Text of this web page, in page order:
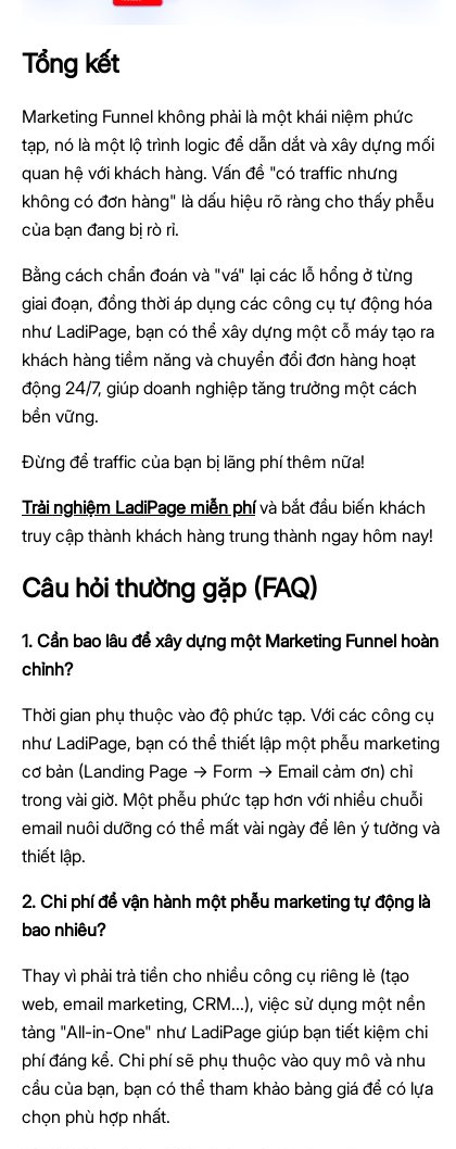
Tổng kết
Marketing Funnel không phải là một khái niệm phức
tạp, nó là một lộ trình logic để dẫn dắt và xây dựng mối
quan hệ với khách hàng. Vấn đề "có traffic nhưng
không có đơn hàng" là dấu hiệu rõ ràng cho thấy phễu
của bạn đang bị rò rỉ.
Bằng cách chẩn đoán và "vá" lại các lỗ hổng ở từng
giai đoạn, đồng thời áp dụng các công cụ tự động hóa
như LadiPage, bạn có thể xây dựng một cỗ máy tạo ra
khách hàng tiềm năng và chuyển đổi đơn hàng hoạt
động 24/7, giúp doanh nghiệp tăng trưởng một cách
bền vững.
Đừng để traffic của bạn bị lãng phí thêm nữa!
Trải nghiệm LadiPage miễn phívà bắt đầu biến khách
truy cập thành khách hàng trung thành ngay hôm nay!
Câu hỏi thường gặp (FAQ)
1. Cần bao lâu để xây dựng một Marketing Funnel hoàn
chỉnh?
Thời gian phụ thuộc vào độ phức tạp. Với các công cụ
như LadiPage, bạn có thể thiết lập một phễu marketing
cơ bản (Landing Page -> Form -> Email cảm ơn) chỉ
trong vài giờ. Một phễu phức tạp hơn với nhiều chuỗi
email nuôi dưỡng có thể mất vài ngày để lên ý tưởng và
thiết lập.
2. Chi phí để vận hành một phễu marketing tự động là
bao nhiêu?
Thay vì phải trả tiền cho nhiều công cụ riêng lẻ (tạo
web, email marketing, CRM...), việc sử dụng một nền
tảng "All-in-One" như LadiPage giúp bạn tiết kiệm chi
phí đáng kể. Chi phí sẽ phụ thuộc vào quy mô và nhu
cầu của bạn, bạn có thể tham khảo bảng giá để có lựa
chọn phù hợp nhất.